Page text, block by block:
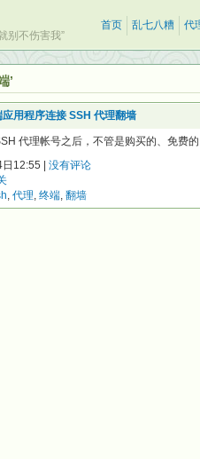
别不伤害我”
首页 乱七八糟 代
’
用程序连接 SSH 代理翻墙
代理帐号之后，不管是购买的、免费
12:55 | 没有评论
, 代理, 终端, 翻墙